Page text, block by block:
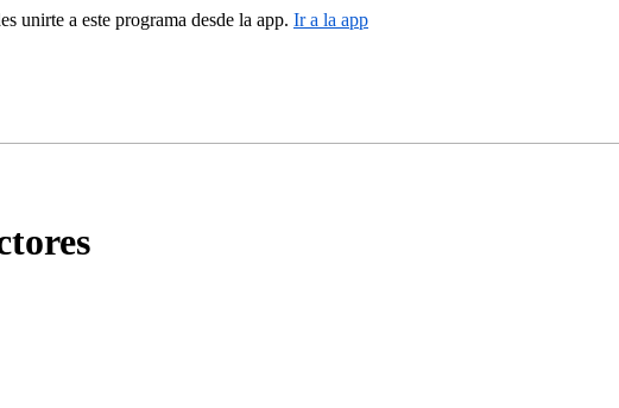
unirte a este programa desde la app. Ir a la app